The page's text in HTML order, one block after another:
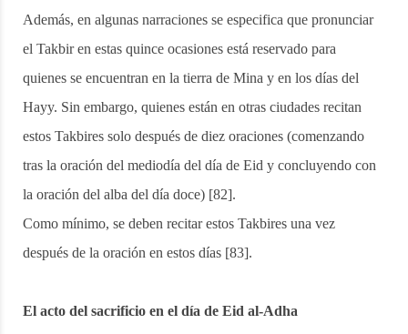
Además, en algunas narraciones se especifica que pronunciar
el Takbir en estas quince ocasiones está reservado para
quienes se encuentran en la tierra de Mina y en los días del
Hayy. Sin embargo, quienes están en otras ciudades recitan
estos Takbires solo después de diez oraciones (comenzando
tras la oración del mediodía del día de Eid y concluyendo con
la oración del alba del día doce) [82].
Como mínimo, se deben recitar estos Takbires una vez
después de la oración en estos días [83].
El acto del sacrificio en el día de Eid al-Adha